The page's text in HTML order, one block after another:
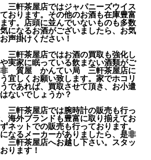
軒茶屋店ではジャパニーズウイス
おります。その他のお酒も在庫豊富
す。店頭に並んでいないものも多数
になるお酒がございましたら、お気
声掛けください！
軒茶屋店ではお酒の買取も強化し
実家に眠っている飲まない酒類がご
非 質屋 かんてい局 三軒茶屋店に
宜しくお願い致します。家でホコリ
であれば、買取させて頂き、お小遣
ないでしょうか？
軒茶屋店では腕時計の販売も行っ
海外ブランドも豊富に取り揃えてお
ネットでの販売も行っております。
なるメーカーがありましたら、是非
軒茶屋店へお越し下さい。スタッ
ります！